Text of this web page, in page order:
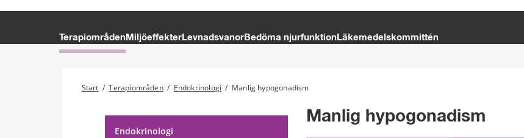
Terapiområden MiljöeffekterLevnadsvanorBedöma njurfunktion Läkemedelskommittén
Start / Terapiområden / Endokrinologi / Manlig hypogonadism
Endokrinologi
Manlig hypogonadism